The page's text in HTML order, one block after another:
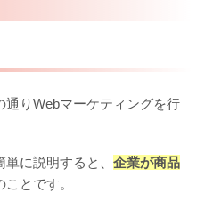
りWebマーケティングを行
に説明すると、 企業が商品
とです。